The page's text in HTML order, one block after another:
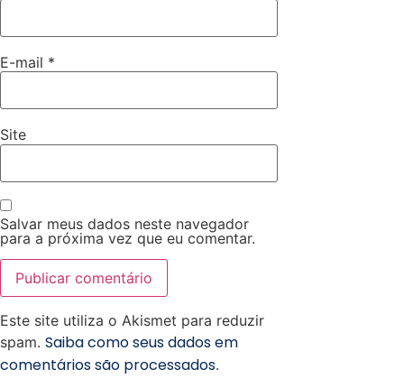
E-mail *
Site
Salvar meus dados neste navegador
para a próxima vez que eu comentar.
Este site utiliza o Akismet para reduzir
spam. Saiba como seus dados em
comentários são processados.